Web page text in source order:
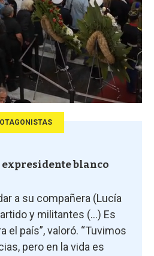
expresidente blanco
a su compañera (Lucía
y militantes (...) Es
el país”, valoró. “Tuvimos
pero en la vida es